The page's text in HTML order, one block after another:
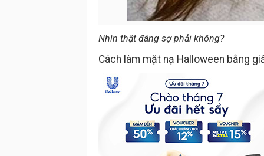
Nhìn thật đáng sợ phải không?
Cách làm mặt nạ Halloween bằng